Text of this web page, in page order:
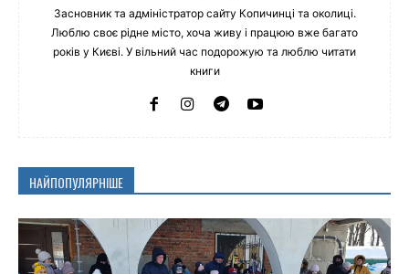
Засновник та адміністратор сайту Копичинці та околиці.
Люблю своє рідне місто, хоча живу і працюю вже багато
років у Києві. У вільний час подорожую та люблю читати
книги
НАЙПОПУЛЯРНІШЕ